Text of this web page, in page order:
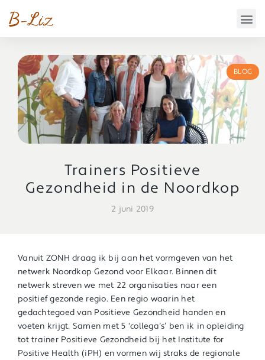
BLOG
Trainers Positieve
Gezondheid in de Noordkop
2 juni 2019
Vanuit ZONH draag ik bij aan het vormgeven van het
netwerk Noordkop Gezond voor Elkaar. Binnen dit
netwerk streven we met 22 organisaties naar een
positief gezonde regio. Een regio waarin het
gedachtegoed van Positieve Gezondheid handen en
voeten krijgt. Samen met 5 ‘collega’s’ ben ik in opleiding
tot trainer Positieve Gezondheid bij het Institute for
Positive Health (iPH) en vormen wij straks de regionale